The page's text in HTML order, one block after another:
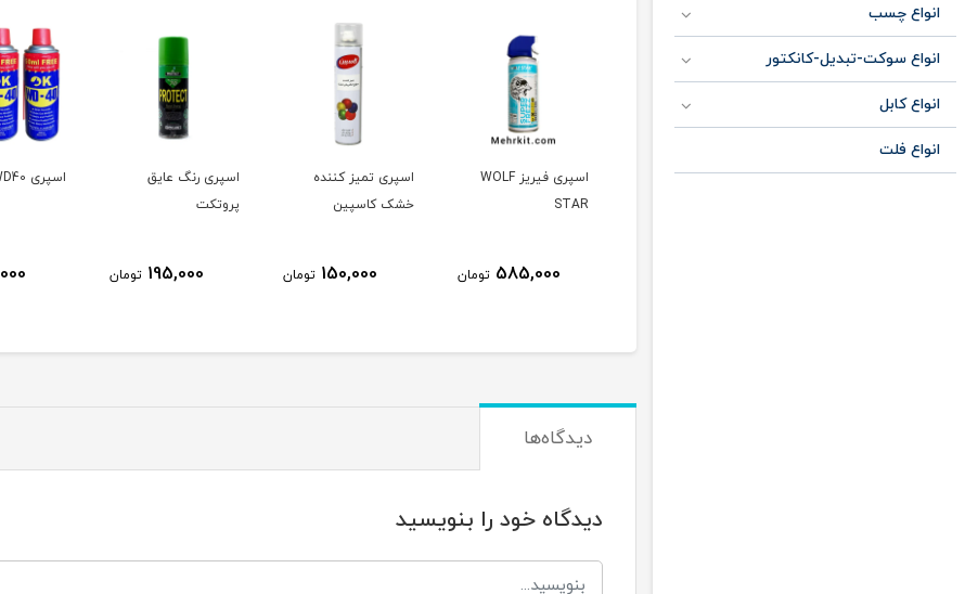
انواع چسب
انواع سوکت-تبدیل-کانکتور
انواع کابل
انواع فلت
اسپری DUPLI.COLOR-
اسپری خشک nahid
اسپری فیریز WOLF
STAR
585,000 تومان
اسپری تمیز کننده
خشک کاسپین
150,000 تومان
اسپری رنگ عایق
پروتکت
195,000 تومان
اسپری WD40
دیدگاه‌ها
دیدگاه خود را بنویسید